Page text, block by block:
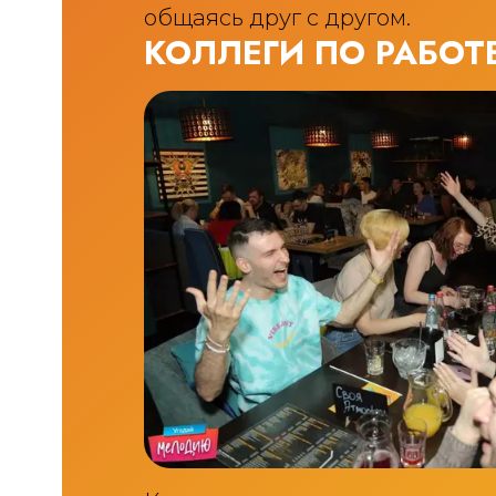
общаясь друг с другом.
КОЛЛЕГИ ПО